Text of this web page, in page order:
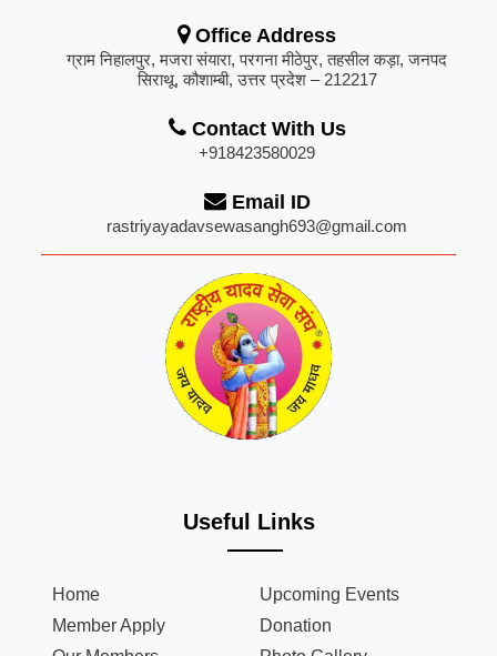
Office Address
ग्राम निहालपुर, मजरा संयारा, परगना मीठेपुर, तहसील कड़ा, जनपद
सिराथू, कौशाम्बी, उत्तर प्रदेश – 212217
Contact With Us
+918423580029
Email ID
rastriyayadavsewasangh693@gmail.com
Useful Links
Home
Upcoming Events
Member Apply
Donation